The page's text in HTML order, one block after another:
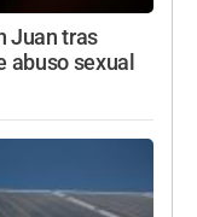
Juan tras
abuso sexual